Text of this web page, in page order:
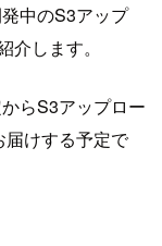
中のS3アップ
します。
らS3アップロー
届けする予定で